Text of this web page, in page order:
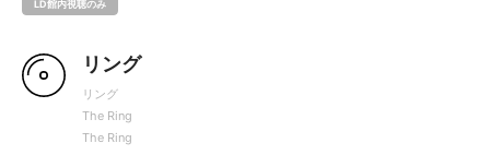
LD館内視聴のみ
リング
リング
The Ring
The Ring